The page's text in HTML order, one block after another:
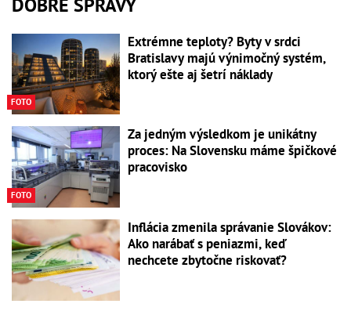
DOBRÉ SPRÁVY
FOTO
Extrémne teploty? Byty v srdci
Bratislavy majú výnimočný systém,
ktorý ešte aj šetrí náklady
FOTO
Za jedným výsledkom je unikátny
proces: Na Slovensku máme špičkové
pracovisko
Inflácia zmenila správanie Slovákov:
Ako narábať s peniazmi, keď
nechcete zbytočne riskovať?